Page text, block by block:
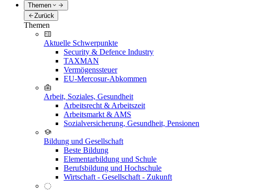
Themen
Zurück
Themen
Aktuelle Schwerpunkte
Security & Defence Industry
TAXMAN
Vermögenssteuer
EU-Mercosur-Abkommen
Arbeit, Soziales, Gesundheit
Arbeitsrecht & Arbeitszeit
Arbeitsmarkt & AMS
Sozialversicherung, Gesundheit, Pensionen
Bildung und Gesellschaft
Beste Bildung
Elementarbildung und Schule
Berufsbildung und Hochschule
Wirtschaft - Gesellschaft - Zukunft